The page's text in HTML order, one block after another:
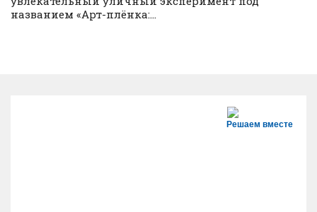
названием «Арт-плёнка:...
Решаем вместе